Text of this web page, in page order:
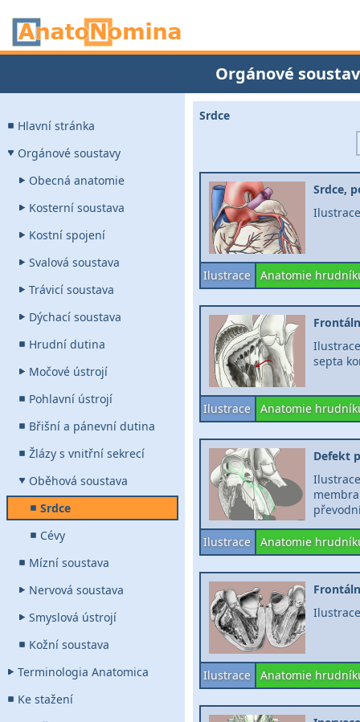
Orgánové
Hlavní stránka
Orgánové soustavy
Obecná anatomie
Kosterní soustava
Kostní spojení
Svalová soustava
Trávicí soustava
Dýchací soustava
Hrudní dutina
Močové ústrojí
Pohlavní ústrojí
Břišní a pánevní dutina
Žlázy s vnitřní sekrecí
Oběhová soustava
Srdce
Cévy
Mízní soustava
Nervová soustava
Smyslová ústrojí
Kožní soustava
Terminologia Anatomica
Ke stažení
Srdce
Srdce,
Ilustrace Anatomie
septa
Ilustrace Anatomie
Defekt
Ilustrace Anatomie
Ilustrace Anatomie